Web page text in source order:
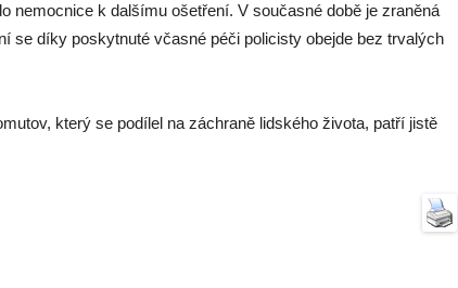
nemocnice k dalšímu ošetření. V současné době je zraněná
se díky poskytnuté včasné péči policisty obejde bez trvalých
který se podílel na záchraně lidského života, patří jistě